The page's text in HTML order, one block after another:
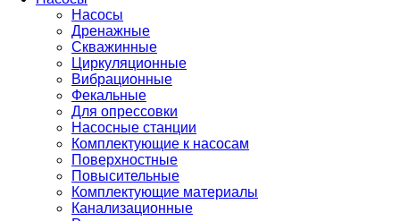
Насосы
Дренажные
Скважинные
Циркуляционные
Вибрационные
Фекальные
Для опрессовки
Насосные станции
Комплектующие к насосам
Поверхностные
Повысительные
Комплектующие материалы
Канализационные